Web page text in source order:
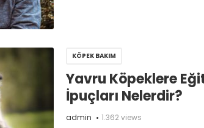
KÖPEK BAKIM
Yavru Köpeklere
İpuçları Nelerdir?
admin 1.362 views